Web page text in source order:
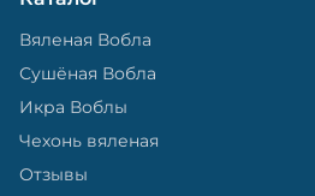
Вяленая Вобла
Сушёная Вобла
Икра Воблы
Чехонь вяленая
Отзывы